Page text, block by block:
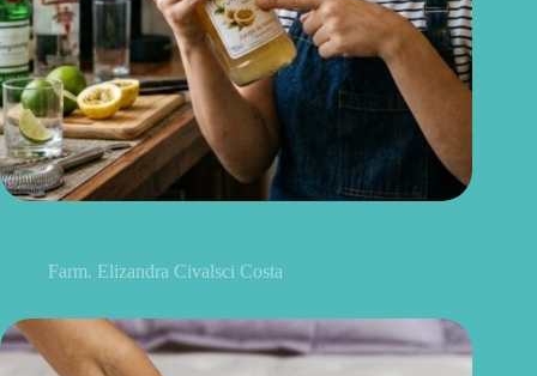
Farm. Elizandra Civalsci Costa